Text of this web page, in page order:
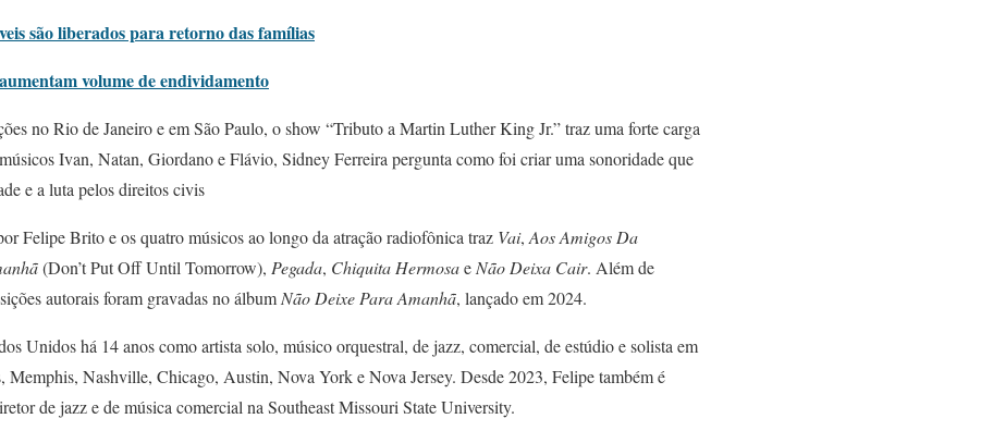
são liberados para retorno das famílias
volume de endividamento
no Rio de Janeiro e em São Paulo, o show “Tributo a Martin Luther King Jr.” traz uma forte carga
Ivan, Natan, Giordano e Flávio, Sidney Ferreira pergunta como foi criar uma sonoridade que
e a luta pelos direitos civis
Felipe Brito e os quatro músicos ao longo da atração radiofônica traz Vai, Aos Amigos Da
(Don’t Put Off Until Tomorrow), Pegada, Chiquita Hermosae Não Deixa Cair. Além de
autorais foram gravadas no álbum Não Deixe Para Amanhã, lançado em 2024.
Unidos há 14 anos como artista solo, músico orquestral, de jazz, comercial, de estúdio e solista em
Memphis, Nashville, Chicago, Austin, Nova York e Nova Jersey. Desde 2023, Felipe também é
de jazz e de música comercial na Southeast Missouri State University.